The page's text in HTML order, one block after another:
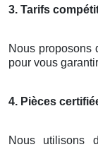
3. Tarifs
Nous proposons
pour vous
4. Pièces
Nous utilisons